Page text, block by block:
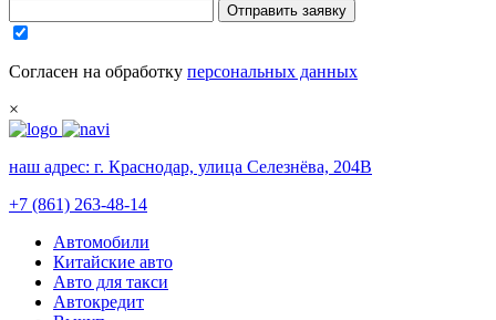
Отправить заявку
Согласен на обработку персональных данных
×
наш адрес: г. Краснодар, улица Селезнёва, 204В
+7 (861) 263-48-14
Автомобили
Китайские авто
Авто для такси
Автокредит